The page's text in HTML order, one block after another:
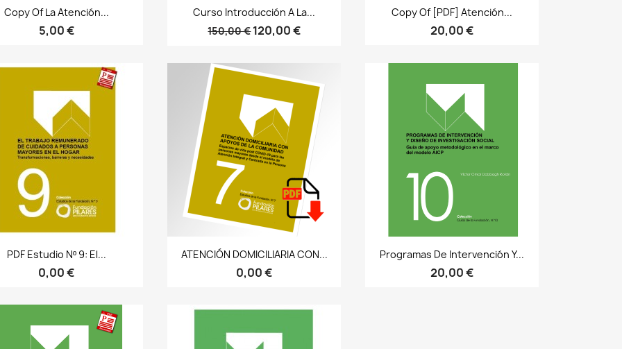
Bista azkarra
Copy Of La Atención...
5,00 €
Bista azkarra
Curso Introducción A La...
150,00 €120,00 €
Bista azkarra
Copy Of [PDF] Atención...
20,00 €
Bista azkarra
PDF Estudio Nº 9: El...
0,00 €
Bista azkarra
ATENCIÓN DOMICILIARIA CON...
0,00 €
Bista azkarra
Programas De Intervención Y...
20,00 €